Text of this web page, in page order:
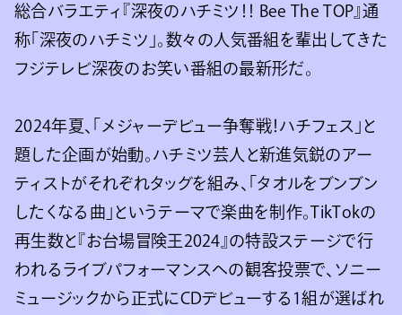
総合バラエティ『深夜のハチミツ！！ Bee The TOP』通
称「深夜のハチミツ」。数々の人気番組を輩出してきた
フジテレビ深夜のお笑い番組の最新形だ。
2024年夏、「メジャーデビュー争奪戦！ハチフェス」と
題した企画が始動。ハチミツ芸人と新進気鋭のアー
ティストがそれぞれタッグを組み、「タオルをブンブン
したくなる曲」というテーマで楽曲を制作。TikTokの
再生数と『お台場冒険王2024』の特設ステージで行
われるライブパフォーマンスへの観客投票で、ソニー
ミュージックから正式にCDデビューする1組が選ばれ